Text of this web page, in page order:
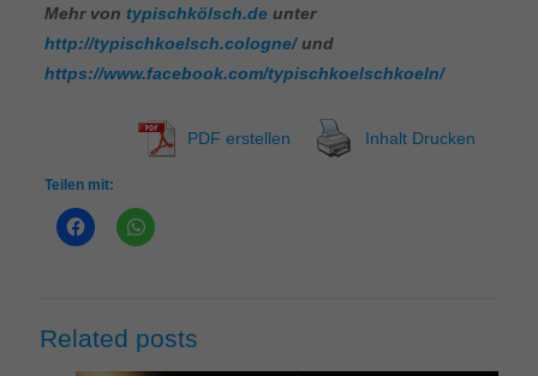
Mehr von typischkölsch.deunter
http://typischkoelsch.cologne/und
https://www.facebook.com/typischkoelschkoeln/
PDF erstellen Inhalt Drucken
Teilen mit:
Related posts